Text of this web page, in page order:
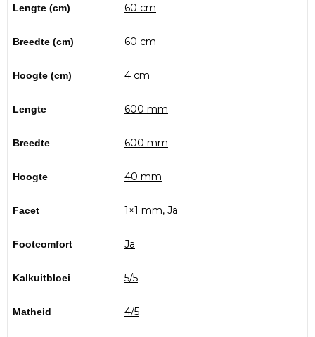
Lengte (cm) 60 cm
Breedte (cm) 60 cm
Hoogte (cm) 4 cm
Lengte 600 mm
Breedte 600 mm
Hoogte 40 mm
Facet 1×1 mm, Ja
Footcomfort Ja
Kalkuitbloei 5/5
Matheid 4/5